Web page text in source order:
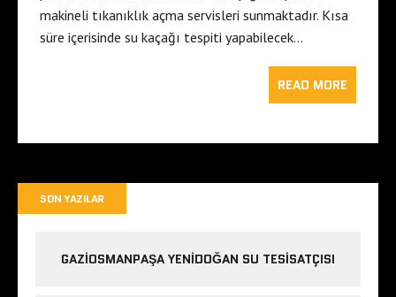
makineli tıkanıklık açma servisleri sunmaktadır. Kısa
süre içerisinde su kaçağı tespiti yapabilecek…
READ MORE
SON YAZILAR
GAZIOSMANPAŞA YENIDOĞAN SU TESISATÇISI